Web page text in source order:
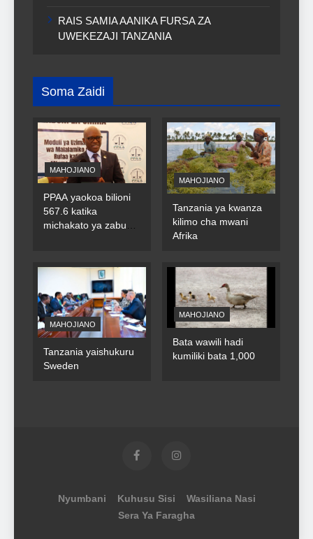
RAIS SAMIA AANIKA FURSA ZA
UWEKEZAJI TANZANIA
Soma Zaidi
MAHOJIANO
PPAA yaokoa bilioni
567.6 katika
michakato ya zabuni
MAHOJIANO
Tanzania ya kwanza
kilimo cha mwani
Afrika
MAHOJIANO
Tanzania yaishukuru
Sweden
MAHOJIANO
Bata wawili hadi
kumiliki bata 1,000
Nyumbani Kuhusu Sisi
Wasiliana Nasi
Sera Ya Faragha